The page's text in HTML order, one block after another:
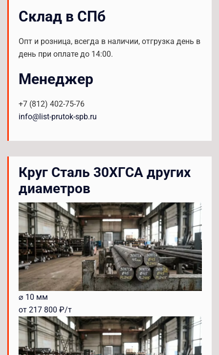
Склад в СПб
Опт и розница, всегда в наличии, отгрузка день в
день при оплате до 14:00.
Менеджер
+7 (812) 402-75-76
info@list-prutok-spb.ru
Круг Сталь 30ХГСА других
диаметров
⌀ 10 мм
от 217 800 ₽/т